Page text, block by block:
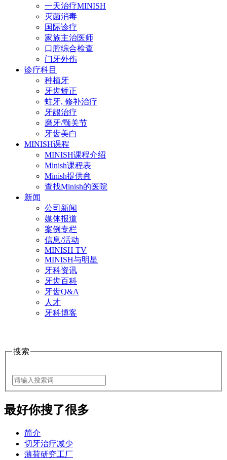
一天治疗MINISH
灭菌消毒
国际诊疗
家族主治医师
口腔综合检查
门牙外伤
诊疗科目
种植牙
牙齿矫正
蛀牙, 修补治疗
牙龈治疗
磨牙/颚关节
牙齿美白
MINISH课程
MINISH课程介绍
Minish课程表
Minish提供商
查找Minish的医院
新闻
公司新闻
媒体报道
案例专栏
信息/活动
MINISH TV
MINISH与明星
牙科资讯
牙齿百科
牙齿Q&A
人才
牙科博客
搜索
最好你搜了很多
简介
切牙治疗减少
薄荷研究工厂